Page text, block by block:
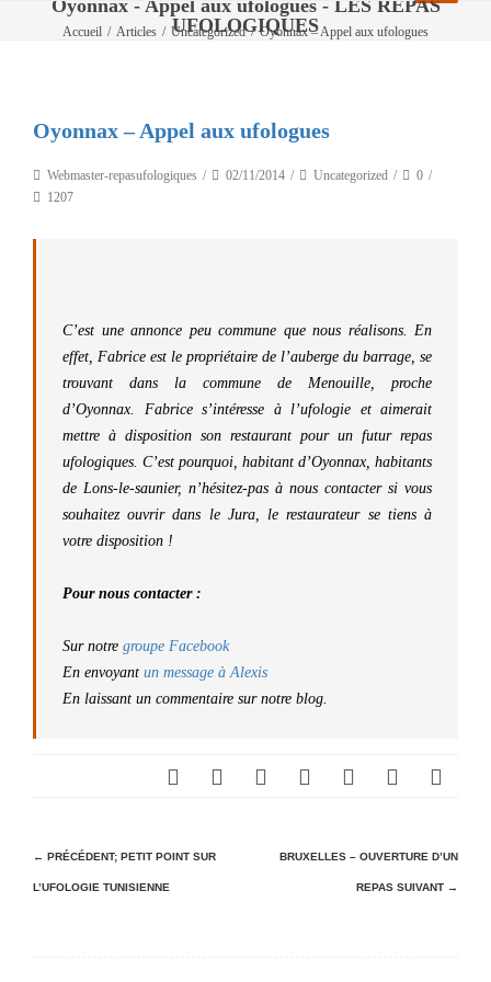
Oyonnax - Appel aux ufologues - LES REPAS
UFOLOGIQUES
Accueil / Articles / Uncategorized / Oyonnax – Appel aux ufologues
Oyonnax – Appel aux ufologues
Webmaster-repasufologiques 02/11/2014 Uncategorized
0
1207
C’est une annonce peu commune que nous réalisons. En
effet, Fabrice est le propriétaire de l’auberge du barrage, se
trouvant dans la commune de Menouille, proche
d’Oyonnax. Fabrice s’intéresse à l’ufologie et aimerait
mettre à disposition son restaurant pour un futur repas
ufologiques. C’est pourquoi, habitant d’Oyonnax, habitants
de Lons-le-saunier, n’hésitez-pas à nous contacter si vous
souhaitez ouvrir dans le Jura, le restaurateur se tiens à
votre disposition !
Pour nous contacter :
Sur notre groupe Facebook
En envoyant un message à Alexis
En laissant un commentaire sur notre blog.
N
a
← PRÉCÉDENT; PETIT POINT SUR
L’UFOLOGIE TUNISIENNE
BRUXELLES – OUVERTURE D’UN
REPAS SUIVANT →